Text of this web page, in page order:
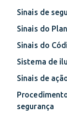
Sinais de
Sinais do
Sinais do
Sistema de
Sinais de
segurança